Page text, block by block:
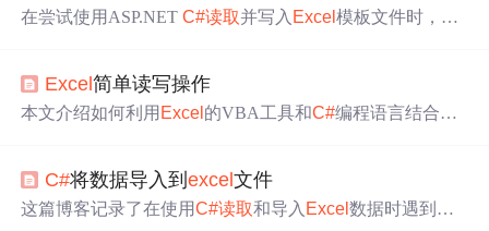
在尝试使用ASP.NETC#读取并写入 Excel模板文件时，遇
代码示例展示了如何复制模板、打开
以及保存和关闭工作簿的过程。问题可能与Excel应用程序
Excel简单读写操作
本文介绍如何利用 Excel 的VBA工具和C#编程语言结合操
xcel工作簿和工作表，以及处理文件覆盖
C#将数据导入到excel文件
这篇博客记录了在使用C#读取和导入 Excel数据时遇到的